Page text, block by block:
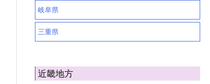
岐阜県
三重県
近畿地方